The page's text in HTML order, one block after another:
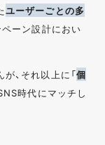
ユーザーごとの多
ーン設計におい
、それ以上に「個
時代にマッチし